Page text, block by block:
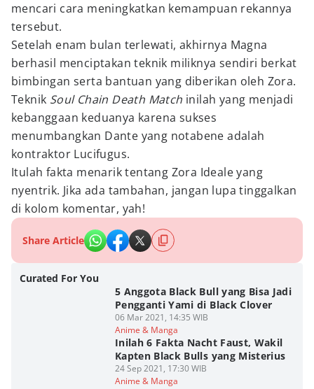
mencari cara meningkatkan kemampuan rekannya
tersebut.
Setelah enam bulan terlewati, akhirnya Magna
berhasil menciptakan teknik miliknya sendiri berkat
bimbingan serta bantuan yang diberikan oleh Zora.
Teknik Soul Chain Death Match inilah yang menjadi
kebanggaan keduanya karena sukses
menumbangkan Dante yang notabene adalah
kontraktor Lucifugus.
Itulah fakta menarik tentang Zora Ideale yang
nyentrik. Jika ada tambahan, jangan lupa tinggalkan
di kolom komentar, yah!
Share Article
Curated For You
5 Anggota Black Bull yang Bisa Jadi
Pengganti Yami di Black Clover
06 Mar 2021, 14:35 WIB
Anime & Manga
Inilah 6 Fakta Nacht Faust, Wakil
Kapten Black Bulls yang Misterius
24 Sep 2021, 17:30 WIB
Anime & Manga